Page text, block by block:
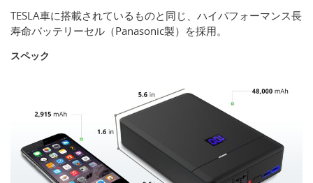
TESLA車に搭載されているものと同じ、ハイパフォーマンス長
寿命バッテリーセル（Panasonic製）を採用。
スペック